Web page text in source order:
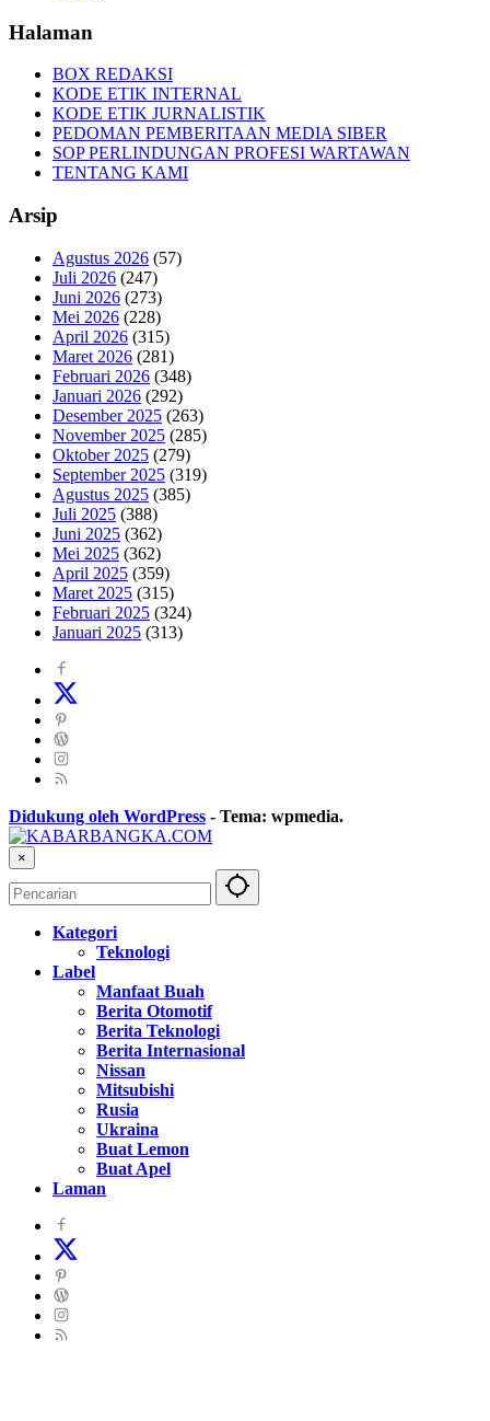
Halaman
BOX REDAKSI
KODE ETIK INTERNAL
KODE ETIK JURNALISTIK
PEDOMAN PEMBERITAAN MEDIA SIBER
SOP PERLINDUNGAN PROFESI WARTAWAN
TENTANG KAMI
Arsip
Agustus 2026 (57)
Juli 2026 (247)
Juni 2026 (273)
Mei 2026 (228)
April 2026 (315)
Maret 2026 (281)
Februari 2026 (348)
Januari 2026 (292)
Desember 2025 (263)
November 2025 (285)
Oktober 2025 (279)
September 2025 (319)
Agustus 2025 (385)
Juli 2025 (388)
Juni 2025 (362)
Mei 2025 (362)
April 2025 (359)
Maret 2025 (315)
Februari 2025 (324)
Januari 2025 (313)
Didukung oleh WordPress - Tema: wpmedia.
×
Kategori
Teknologi
Label
Manfaat Buah
Berita Otomotif
Berita Teknologi
Berita Internasional
Nissan
Mitsubishi
Rusia
Ukraina
Buat Lemon
Buat Apel
Laman